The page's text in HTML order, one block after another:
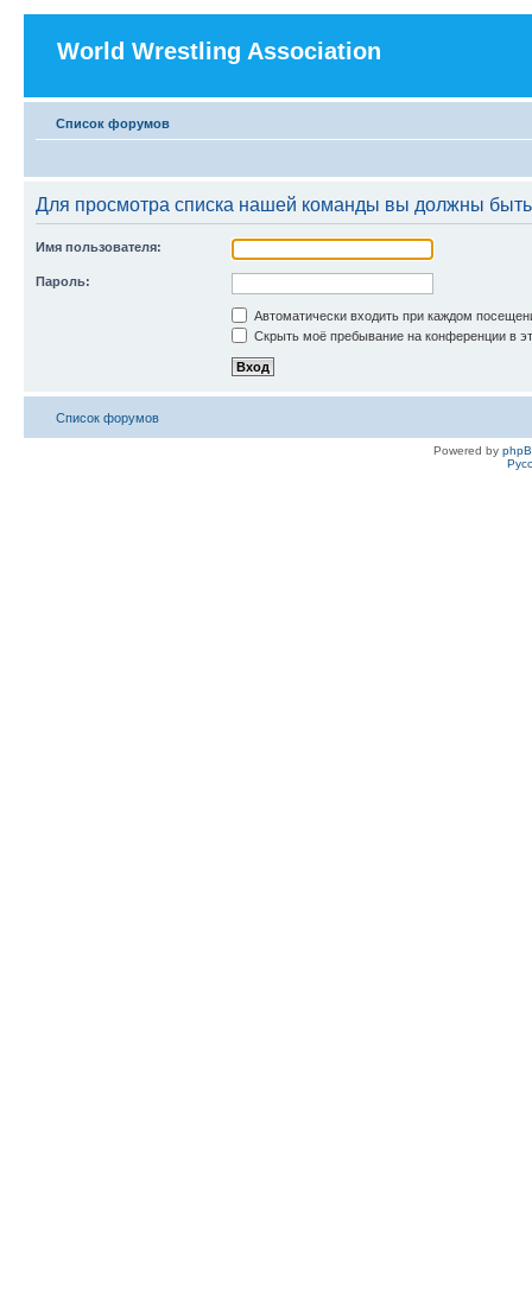
World Wrestling Association
Список форумов
Для просмотра списка нашей команды вы должны
Имя пользователя:
Пароль:
Автоматически входить при каждом
Скрыть моё пребывание на конференции в
Список форумов
Powered by